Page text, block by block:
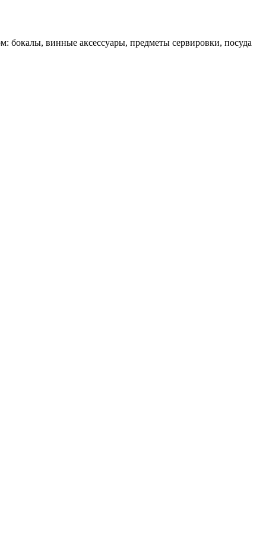
бокалы, винные аксессуары, предметы сервировки, посуда